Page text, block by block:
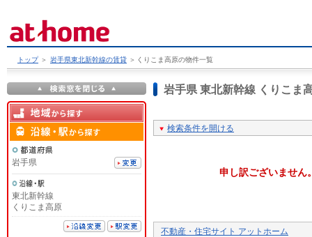
トップ ＞ 岩手県東北新幹線の賃貸 ＞ くりこま高原の物件一覧
岩手県 東北新幹線 くりこま
検索条件を開ける
申し訳ございません
不動産・住宅サイト アットホーム
岩手県
東北新幹線
くりこま高原